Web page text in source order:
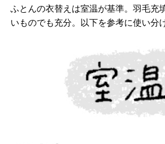
ふとんの衣替えは室温が基準。羽毛充
いものでも充分。以下を参考に使い分